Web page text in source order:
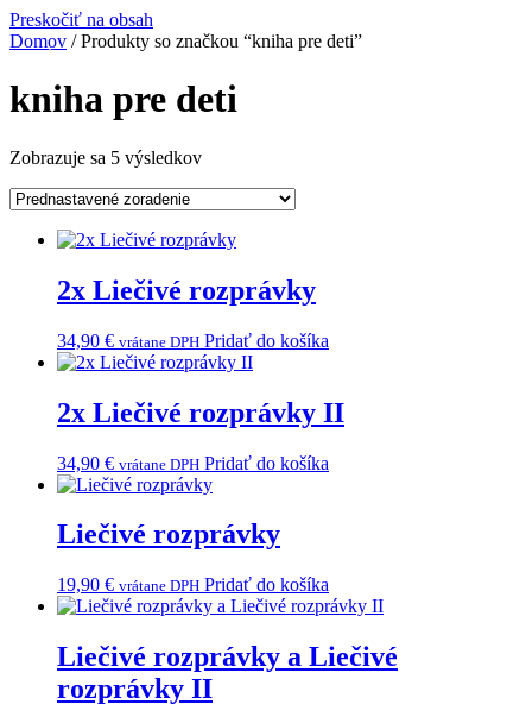
Nevyhnutné Vždy aktívne
Analytické
Výkon
Reklama
© 2025 | CITYPRINT COOKIES MANAGER
Preskočiť na obsah
Domov / Produkty so značkou “kniha pre deti”
kniha pre deti
Zobrazuje sa 5 výsledkov
2x Liečivé rozprávky
34,90 € vrátane DPH Pridať do košíka
2x Liečivé rozprávky II
34,90 € vrátane DPH Pridať do košíka
Liečivé rozprávky
19,90 € vrátane DPH Pridať do košíka
Liečivé rozprávky a Liečivé
rozprávky II